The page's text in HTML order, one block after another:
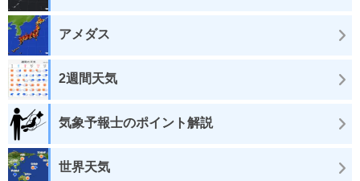
アメダス
2週間天気
気象予報士のポイント解説
世界天気